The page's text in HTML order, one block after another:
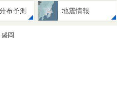
布予測 地震情報
盛岡